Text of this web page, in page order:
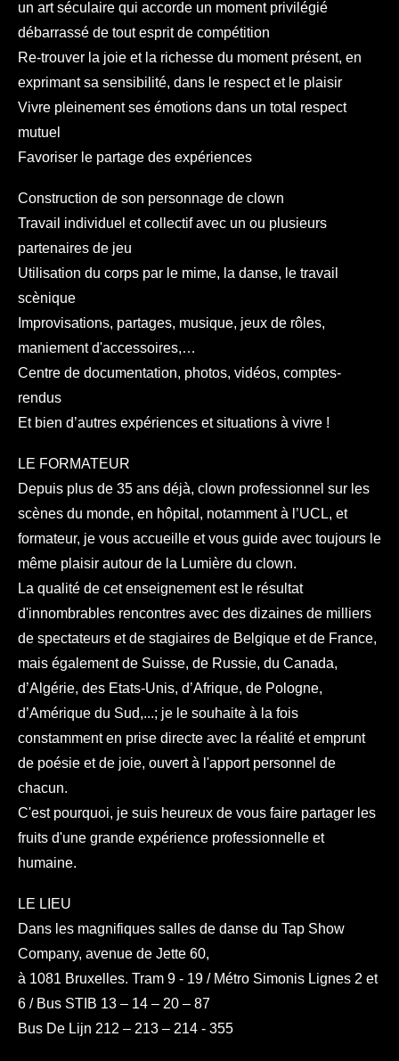
un art séculaire qui accorde un moment privilégié
débarrassé de tout esprit de compétition
Re-trouver la joie et la richesse du moment présent, en
exprimant sa sensibilité, dans le respect et le plaisir
Vivre pleinement ses émotions dans un total respect
mutuel
Favoriser le partage des expériences
Construction de son personnage de clown
Travail individuel et collectif avec un ou plusieurs
partenaires de jeu
Utilisation du corps par le mime, la danse, le travail
scènique
Improvisations, partages, musique, jeux de rôles,
maniement d'accessoires,…
Centre de documentation, photos, vidéos, comptes-
rendus
Et bien d’autres expériences et situations à vivre !
LE FORMATEUR
Depuis plus de 35 ans déjà, clown professionnel sur les
scènes du monde, en hôpital, notamment à l’UCL, et
formateur, je vous accueille et vous guide avec toujours le
même plaisir autour de la Lumière du clown.
La qualité de cet enseignement est le résultat
d'innombrables rencontres avec des dizaines de milliers
de spectateurs et de stagiaires de Belgique et de France,
mais également de Suisse, de Russie, du Canada,
d’Algérie, des Etats-Unis, d’Afrique, de Pologne,
d’Amérique du Sud,...; je le souhaite à la fois
constamment en prise directe avec la réalité et emprunt
de poésie et de joie, ouvert à l'apport personnel de
chacun.
C'est pourquoi, je suis heureux de vous faire partager les
fruits d'une grande expérience professionnelle et
humaine.
LE LIEU
Dans les magnifiques salles de danse du Tap Show
Company, avenue de Jette 60,
à 1081 Bruxelles. Tram 9 - 19 / Métro Simonis Lignes 2 et
6 / Bus STIB 13 – 14 – 20 – 87
Bus De Lijn 212 – 213 – 214 - 355